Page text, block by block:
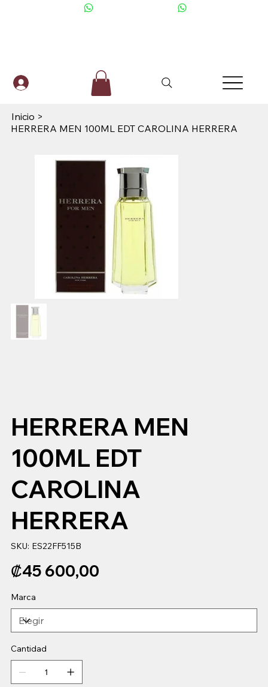
Inicio >
HERRERA MEN 100ML EDT CAROLINA HERRERA
HERRERA MEN
100ML EDT
CAROLINA
HERRERA
SKU: SKU
ES22FF515B
ES22FF515B
Precio
₡45 600,00
Marca
Cantidad